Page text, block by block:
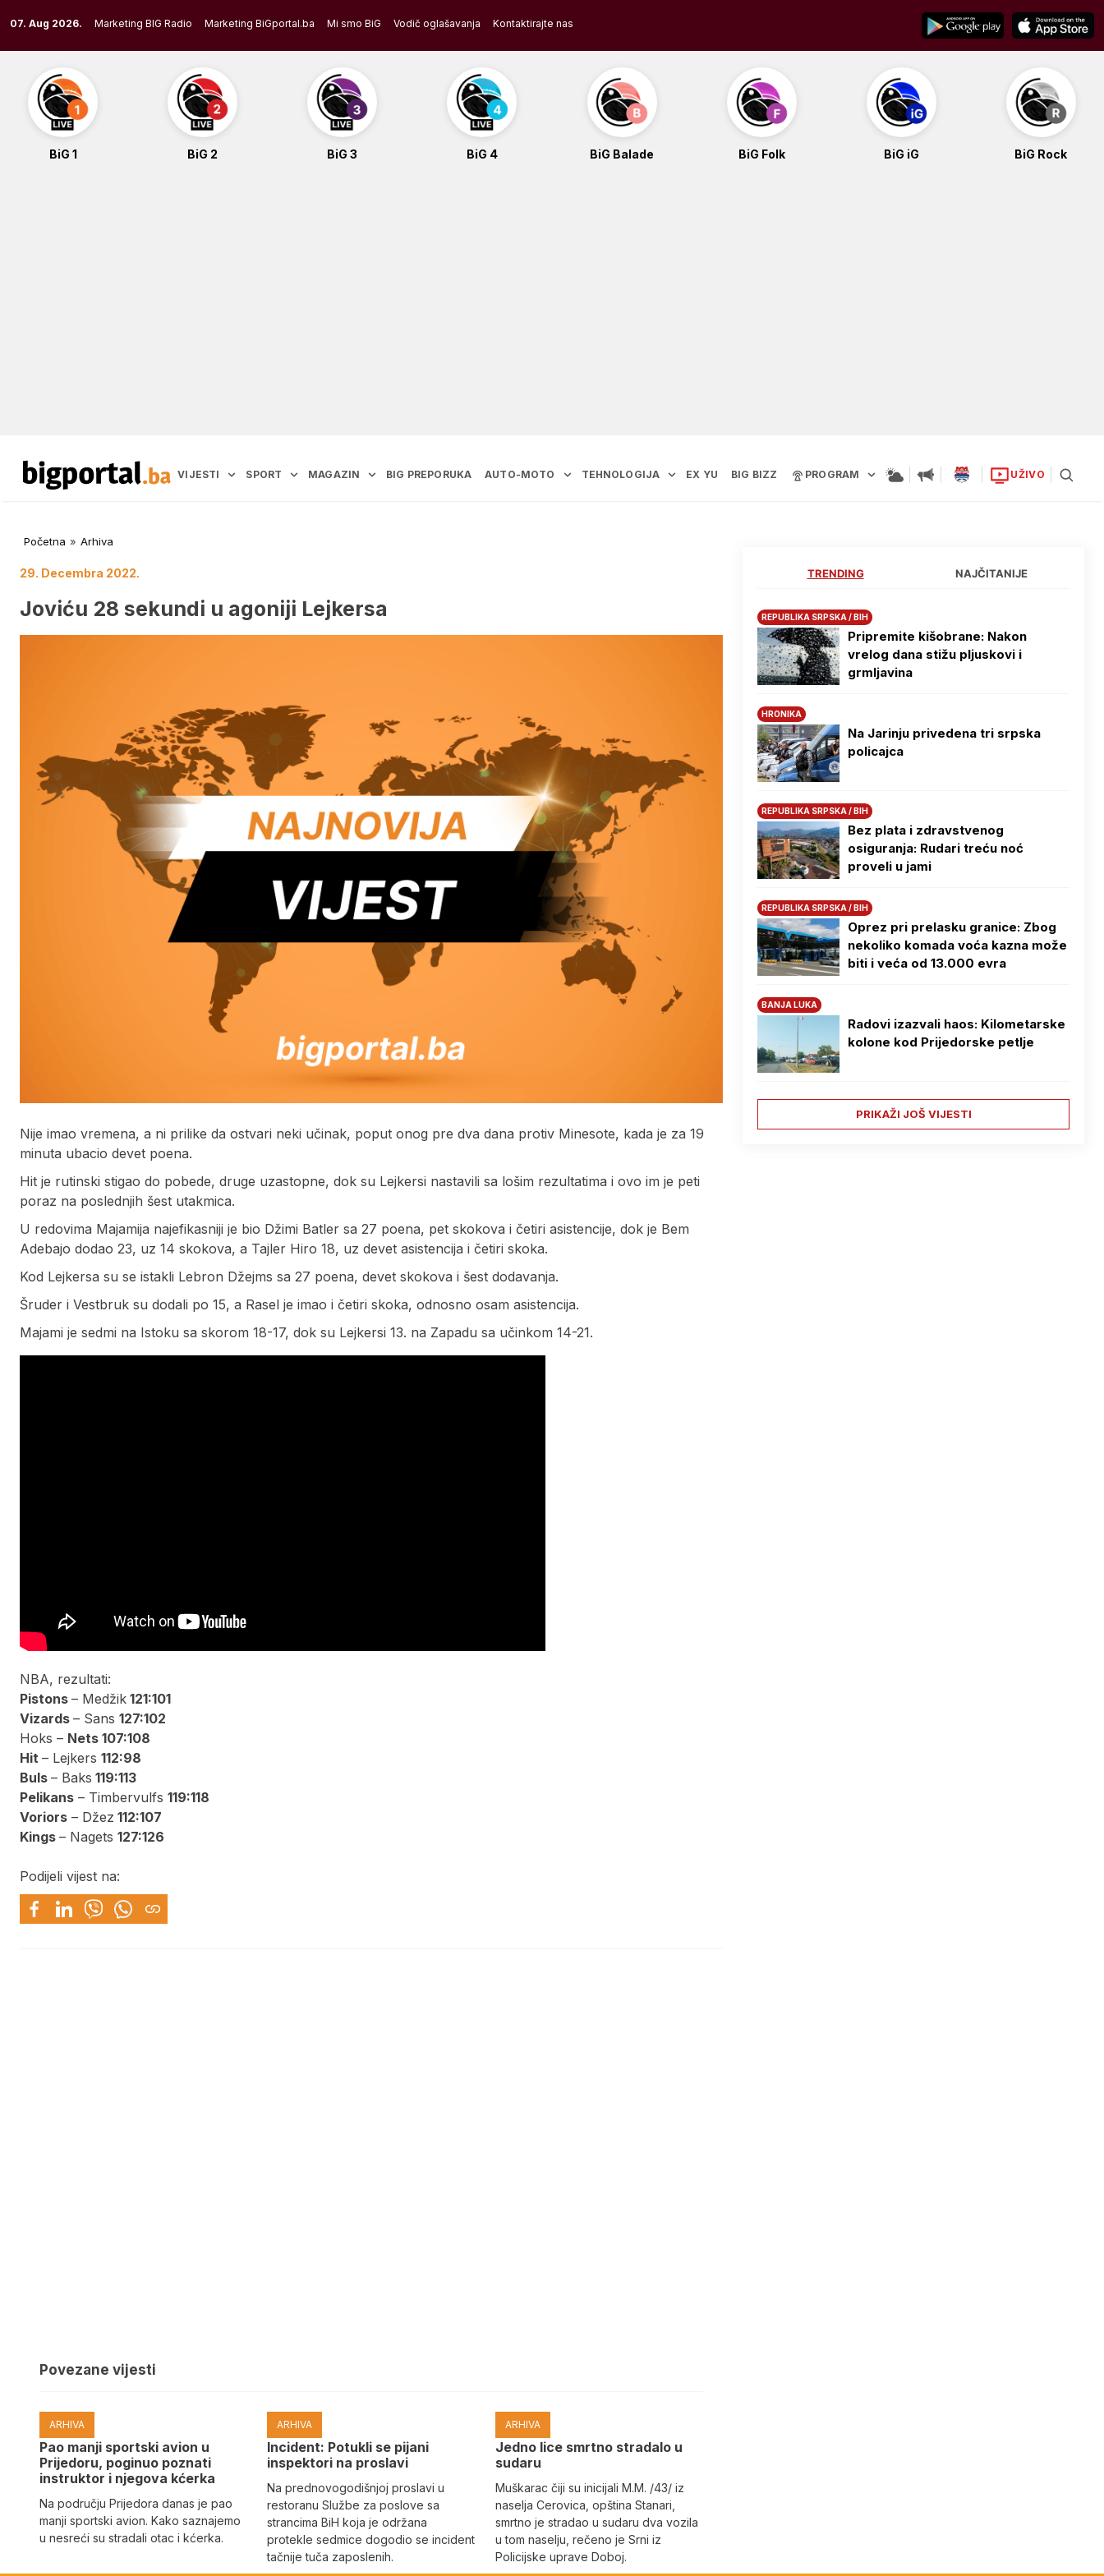
to
content
07. Aug 2026. Marketing BIG Radio Marketing BiGportal.ba Mi smo BiG Vodič oglašavanja Kontaktirajte nas
BiG 1 BiG 2 BiG 3 BiG 4 BiG Balade BiG Folk BiG iG BiG Rock
VIJESTI SPORT MAGAZIN BIG PREPORUKA AUTO-MOTO TEHNOLOGIJA EX YU BIG BIZZ PROGRAM UŽIVO
Početna » Arhiva
29. Decembra 2022.
Joviću 28 sekundi u agoniji Lejkersa
Nije imao vremena, a ni prilike da ostvari neki učinak, poput onog pre dva dana protiv Minesote, kada je za 19
minuta ubacio devet poena.
Hit je rutinski stigao do pobede, druge uzastopne, dok su Lejkersi nastavili sa lošim rezultatima i ovo im je peti
poraz na poslednjih šest utakmica.
U redovima Majamija najefikasniji je bio Džimi Batler sa 27 poena, pet skokova i četiri asistencije, dok je Bem
Adebajo dodao 23, uz 14 skokova, a Tajler Hiro 18, uz devet asistencija i četiri skoka.
Kod Lejkersa su se istakli Lebron Džejms sa 27 poena, devet skokova i šest dodavanja.
Šruder i Vestbruk su dodali po 15, a Rasel je imao i četiri skoka, odnosno osam asistencija.
Majami je sedmi na Istoku sa skorom 18-17, dok su Lejkersi 13. na Zapadu sa učinkom 14-21.
NBA, rezultati:
Pistons – Medžik 121:101
Vizards – Sans 127:102
Hoks – Nets 107:108
Hit – Lejkers 112:98
Buls – Baks 119:113
Pelikans – Timbervulfs 119:118
Voriors – Džez 112:107
Kings – Nagets 127:126
Podijeli vijest na:
Povezane vijesti
ARHIVA
Pao manji sportski avion u
Prijedoru, poginuo poznati
instruktor i njegova kćerka
Na području Prijedora danas je pao
manji sportski avion. Kako saznajemo
u nesreći su stradali otac i kćerka.
ARHIVA
Incident: Potukli se pijani
inspektori na proslavi
Na prednovogodišnjoj proslavi u
restoranu Službe za poslove sa
strancima BiH koja je održana
protekle sedmice dogodio se incident
tačnije tuča zaposlenih.
ARHIVA
Јedno lice smrtno stradalo u
sudaru
Muškarac čiji su inicijali M.M. /43/ iz
naselja Cerovica, opština Stanari,
smrtno je stradao u sudaru dva vozila
u tom naselju, rečeno je Srni iz
Policijske uprave Doboj.
TRENDING NAJČITANIJE
REPUBLIKA SRPSKA / BIH
Pripremite kišobrane: Nakon
vrelog dana stižu pljuskovi i
grmljavina
HRONIKA
Na Јarinju privedena tri srpska
policajca
REPUBLIKA SRPSKA / BIH
Bez plata i zdravstvenog
osiguranja: Rudari treću noć
proveli u jami
REPUBLIKA SRPSKA / BIH
Oprez pri prelasku granice: Zbog
nekoliko komada voća kazna može
biti i veća od 13.000 evra
BANJA LUKA
Radovi izazvali haos: Kilometarske
kolone kod Prijedorske petlje
PRIKAŽI JOŠ VIJESTI